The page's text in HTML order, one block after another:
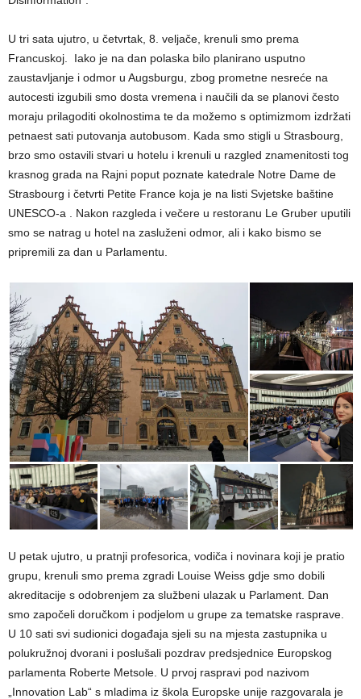
U tri sata ujutro, u četvrtak, 8. veljače, krenuli smo prema
Francuskoj. Iako je na dan polaska bilo planirano usputno
zaustavljanje i odmor u Augsburgu, zbog prometne nesreće na
autocesti izgubili smo dosta vremena i naučili da se planovi često
moraju prilagoditi okolnostima te da možemo s optimizmom izdržati
petnaest sati putovanja autobusom. Kada smo stigli u Strasbourg,
brzo smo ostavili stvari u hotelu i krenuli u razgled znamenitosti tog
krasnog grada na Rajni poput poznate katedrale Notre Dame de
Strasbourg i četvrti Petite France koja je na listi Svjetske baštine
UNESCO-a . Nakon razgleda i večere u restoranu Le Gruber uputili
smo se natrag u hotel na zasluženi odmor, ali i kako bismo se
pripremili za dan u Parlamentu.
U petak ujutro, u pratnji profesorica, vodiča i novinara koji je pratio
grupu, krenuli smo prema zgradi Louise Weiss gdje smo dobili
akreditacije s odobrenjem za službeni ulazak u Parlament. Dan
smo započeli doručkom i podjelom u grupe za tematske rasprave.
U 10 sati svi sudionici događaja sjeli su na mjesta zastupnika u
polukružnoj dvorani i poslušali pozdrav predsjednice Europskog
parlamenta Roberte Metsole. U prvoj raspravi pod nazivom
„Innovation Lab“ s mladima iz škola Europske unije razgovarala je